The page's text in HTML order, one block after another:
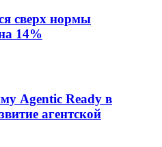
сверх нормы
14%
Agentic Ready в
агентской